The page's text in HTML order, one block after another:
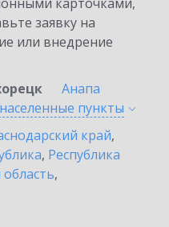
заявку на
или внедрение
Анапа
пункты
край,
, Республика
область,